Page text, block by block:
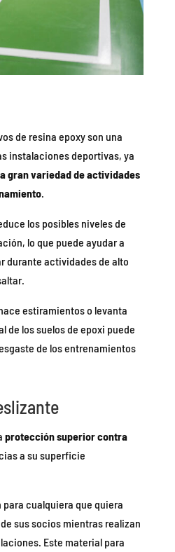
de resina epoxy son una
instalaciones deportivas, ya
gran variedad de actividades
.
los posibles niveles de
lo que puede ayudar a
durante actividades de alto
estiramientos o levanta
de los suelos de epoxi puede
de los entrenamientos
protección superior contra
a su superficie
cualquiera que quiera
sus socios mientras realizan
Este material para